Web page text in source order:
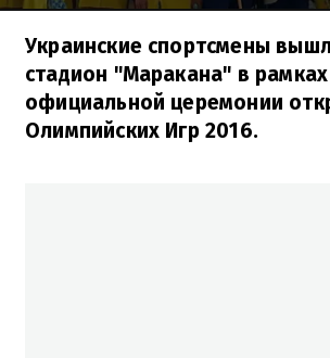
Украинские спортсмены
стадион "Маракана" в рамках
официальной церемонии
Олимпийских Игр 2016.